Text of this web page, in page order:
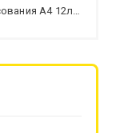
А4 12л.